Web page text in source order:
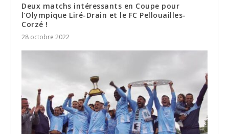
Deux matchs intéressants en Coupe pour
l’Olympique Liré-Drain et le FC Pellouailles-
Corzé !
28 octobre 2022